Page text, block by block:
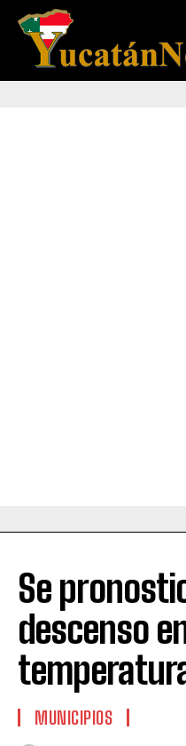
Se
descenso
MUNICIPIOS